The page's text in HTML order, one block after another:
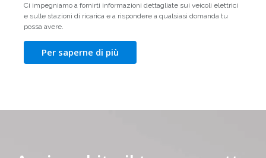
Ci impegniamo a fornirti informazioni dettagliate sui veicoli elettrici
e sulle stazioni di ricarica e a rispondere a qualsiasi domanda tu
possa avere.
Per saperne di più